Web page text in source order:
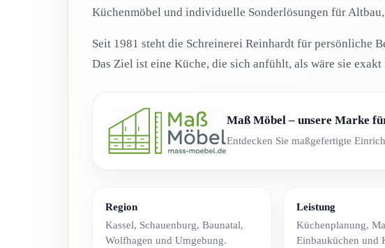
Küchenmöbel und individuelle Sonderlösungen für
Seit 1981 steht die Schreinerei Reinhardt für persönliche
Das Ziel ist eine Küche, die sich anfühlt, als wäre sie
Maß Möbel – unsere Marke
Entdecken Sie maßgefertigte
Region
Kassel, Schauenburg, Baunatal,
Wolfhagen und Umgebung.
Leistung
Küchenplanung,
Einbauküchen und